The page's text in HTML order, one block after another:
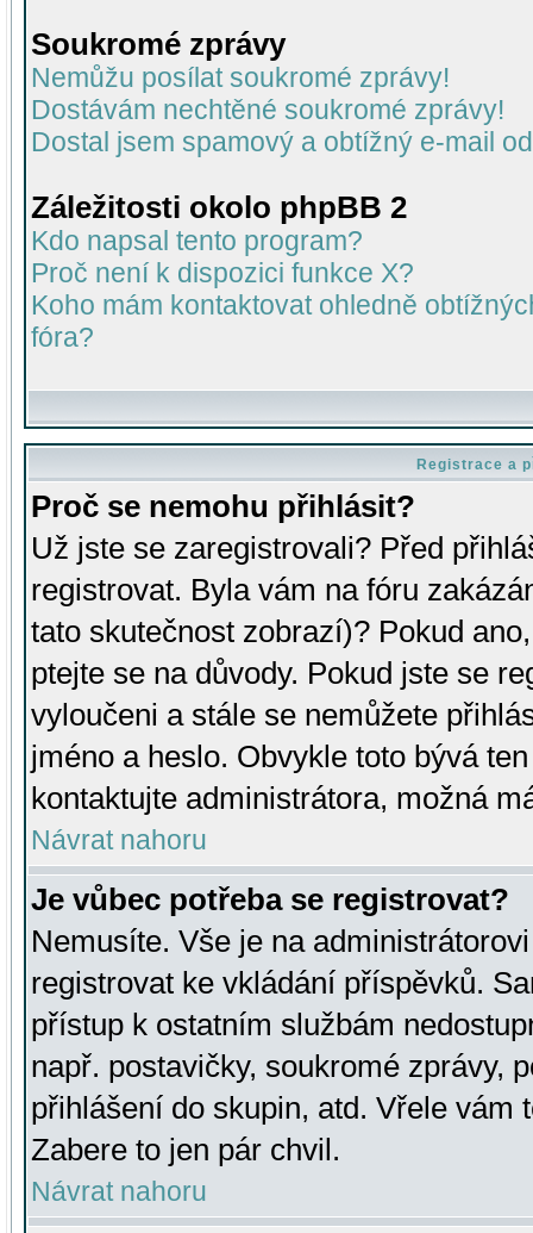
Soukromé zprávy
Nemůžu posílat soukromé zprávy!
Dostávám nechtěné soukromé zprávy!
Dostal jsem spamový a obtížný e-mail
Záležitosti okolo phpBB 2
Kdo napsal tento program?
Proč není k dispozici funkce X?
Koho mám kontaktovat ohledně
fóra?
Registrace a
Proč se nemohu přihlásit?
Už jste se zaregistrovali? Před
registrovat. Byla vám na fóru
tato skutečnost zobrazí)? Pokud
ptejte se na důvody. Pokud jste se
vyloučeni a stále se nemůžete
jméno a heslo. Obvykle toto bývá
kontaktujte administrátora, možná
Návrat nahoru
Je vůbec potřeba se registrovat?
Nemusíte. Vše je na
registrovat ke vkládání příspěvků.
přístup k ostatním službám
např. postavičky, soukromé zprávy,
přihlášení do skupin, atd. Vřele vám
Zabere to jen pár chvil.
Návrat nahoru